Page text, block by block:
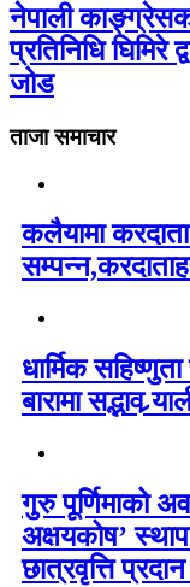
नेपाली
प्रतिनिधि
जोड
ताजा समाचार
कलैयामा
धार्मिक
बारामा सद्भाव
गुरु पूर्णिमाको
अक्षयकोष’
छात्रवृत्ति